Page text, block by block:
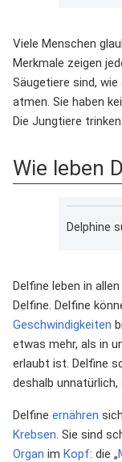
Viele Menschen
Merkmale zeigen
Säugetiere sind,
atmen. Sie haben
Die Jungtiere trinken
Wie leben
Delphine
Delfine leben in allen
Delfine. Delfine
Geschwindigkeiten
etwas mehr, als in
erlaubt ist. Delfine
deshalb unnatürlich,
Delfine ernähren
Krebsen . Sie sind
Organ im Kopf: die „